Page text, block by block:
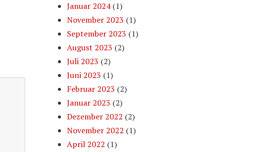
Januar 2024(1)
November 2023 (1)
September 2023 (1)
August 2023 (2)
Juli 2023 (2)
Juni 2023 (1)
Februar 2023 (2)
Januar 2023 (2)
Dezember 2022 (2)
November 2022 (1)
April 2022 (1)